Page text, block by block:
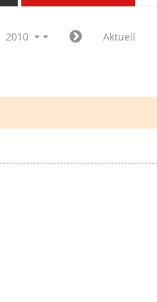
2010 Aktuell